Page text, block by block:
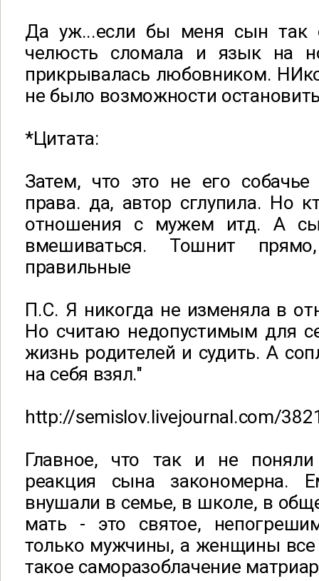
Да уж...если бы меня сын так
челюсть сломала и язык на
прикрывалась любовником.
не было возможности
*Цитата:
Затем, что это не его
права. да, автор сглупила. Но
отношения с мужем итд. А
вмешиваться. Тошнит
правильные
П.С. Я никогда не изменяла в
Но считаю недопустимым для
жизнь родителей и судить. А
на себя взял."
http://semislov.livejournal.com/
Главное, что так и не
реакция сына закономерна.
внушали в семье, в школе, в
мать - это святое,
только мужчины, а женщины все
такое саморазоблачение